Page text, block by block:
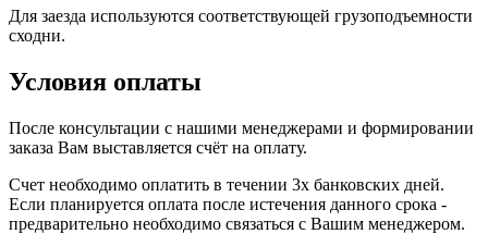
Для заезда используются соответствующей грузоподъемности
сходни.
Условия оплаты
После консультации с нашими менеджерами и формировании
заказа Вам выставляется счёт на оплату.
Счет необходимо оплатить в течении 3х банковских дней.
Если планируется оплата после истечения данного срока -
предварительно необходимо связаться с Вашим менеджером.